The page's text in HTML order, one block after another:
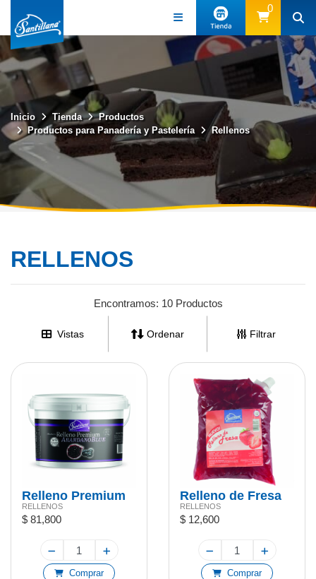
0
Inicio Tienda
Productos
Productos para Panadería y Pastelería
Rellenos
RELLENOS
Encontramos: 10 Productos
Vistas Ordenar Filtrar
Relleno Premium
Arandano 2,7kg
RELLENOS
$ 81,800
Comprar
Relleno de Fresa
1kg
RELLENOS
$ 12,600
Comprar